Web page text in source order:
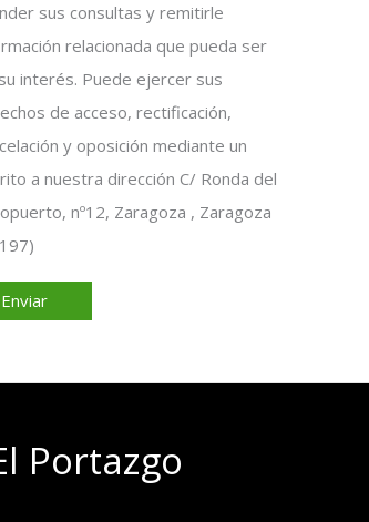
sus consultas y remitirle
relacionada que pueda ser
interés. Puede ejercer sus
de acceso, rectificación,
y oposición mediante un
a nuestra dirección C/ Ronda del
nº12, Zaragoza , Zaragoza
Portazgo